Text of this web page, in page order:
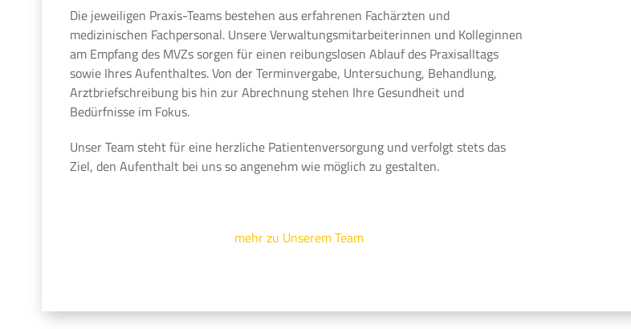
Die jeweiligen Praxis-Teams bestehen aus erfahrenen Fachärzten und
medizinischen Fachpersonal. Unsere Verwaltungsmitarbeiterinnen und Kolleginnen
am Empfang des MVZs sorgen für einen reibungslosen Ablauf des Praxisalltags
sowie Ihres Aufenthaltes. Von der Terminvergabe, Untersuchung, Behandlung,
Arztbriefschreibung bis hin zur Abrechnung stehen Ihre Gesundheit und
Bedürfnisse im Fokus.
Unser Team steht für eine herzliche Patientenversorgung und verfolgt stets das
Ziel, den Aufenthalt bei uns so angenehm wie möglich zu gestalten.
mehr zu Unserem Team